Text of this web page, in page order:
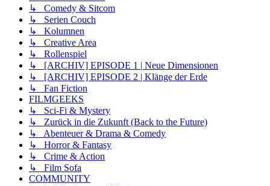
↳ Comedy & Sitcom
↳ Serien Couch
↳ Kolumnen
↳ Creative Area
↳ Rollenspiel
↳ [ARCHIV] EPISODE 1 | Neue Dimensionen
↳ [ARCHIV] EPISODE 2 | Klänge der Erde
↳ Fan Fiction
FILMGEEKS
↳ Sci-Fi & Mystery
↳ Zurück in die Zukunft (Back to the Future)
↳ Abenteuer & Drama & Comedy
↳ Horror & Fantasy
↳ Crime & Action
↳ Film Sofa
COMMUNITY